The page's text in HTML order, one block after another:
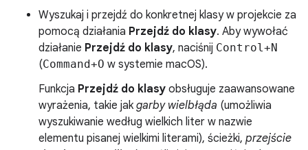
Wyszukaj i przejdź do konkretnej klasy w projekcie za
pomocą działania Przejdź do klasy. Aby wywołać
działanie Przejdź do klasy, naciśnij Control+N
(Command+O w systemie macOS).
Funkcja Przejdź do klasy obsługuje zaawansowane
wyrażenia, takie jak garby wielbłąda (umożliwia
wyszukiwanie według wielkich liter w nazwie
elementu pisanej wielkimi literami), ścieżki, przejście